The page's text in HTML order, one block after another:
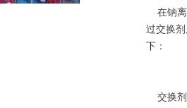
在钠离
过交换
下：
交换剂